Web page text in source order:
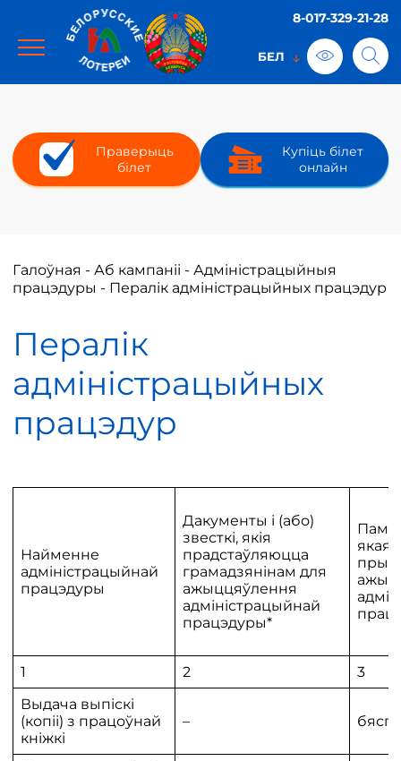
8-017-329-21-28
Праверыць
білет
Купіць білет
онлайн
Галоўная - Аб кампаніі - Адміністрацыйныя
працэдуры - Пералік адміністрацыйных працэдур
Пералік
адміністрацыйных
працэдур
Найменне
адміністрацыйнай
працэдуры
Дакументы і (або)
звесткі, якія
прадстаўляюцца
грамадзянінам для
ажыццяўлення
адміністрацыйнай
працэдуры*
якая
пры
1 2
3
Выдача выпіскі
(копіі) з працоўнай
кніжкі
–